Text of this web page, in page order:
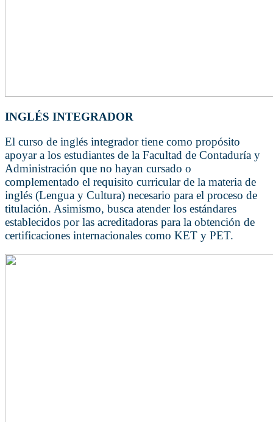
INGLÉS INTEGRADOR
El curso de inglés integrador tiene como propósito
apoyar a los estudiantes de la Facultad de Contaduría y
Administración que no hayan cursado o
complementado el requisito curricular de la materia de
inglés (Lengua y Cultura) necesario para el proceso de
titulación. Asimismo, busca atender los estándares
establecidos por las acreditadoras para la obtención de
certificaciones internacionales como KET y PET.